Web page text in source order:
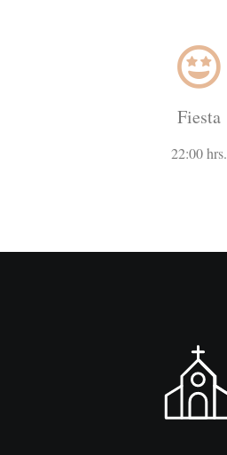
Fiesta
22:00 hrs.